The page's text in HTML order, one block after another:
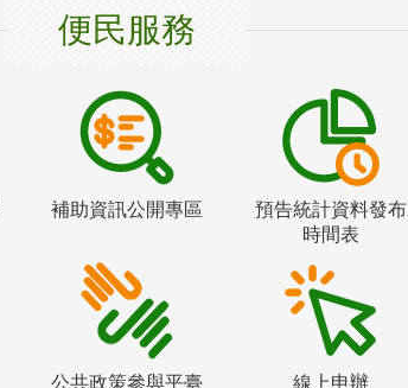
便民服務
補助資訊公開專區
預告統計資料發布
時間表
公共政策參與平臺 線上申辦